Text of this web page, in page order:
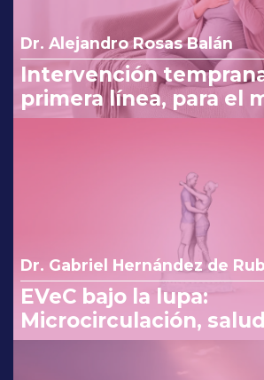
Dr. Alejandro Rosas Balán
Intervención
primera línea, para el
eficaz en náuseas y
Dr. Gabriel Hernández de
EVeC bajo la lupa:
Microcirculación,
costo beneficio en la